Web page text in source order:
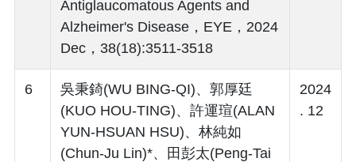
Antiglaucomatous Agents and
Alzheimer's Disease，EYE，2024
Dec，38(18):3511-3518
6
吳秉錡(WU BING-QI)、郭厚廷
(KUO HOU-TING)、許運瑄(ALAN
YUN-HSUAN HSU)、林純如
(Chun-Ju Lin)*、田彭太(Peng-Tai
2024
. 12